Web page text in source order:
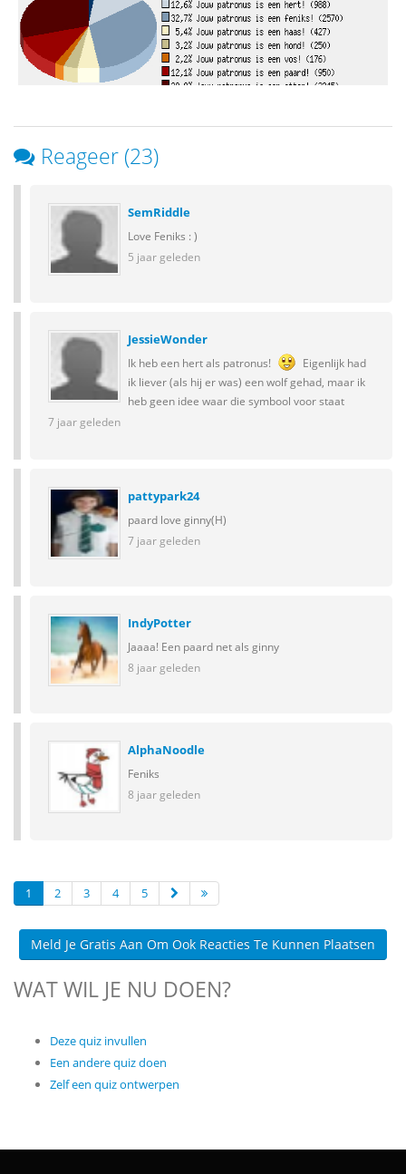
Reageer (23)
SemRiddle
Love Feniks : )
5 jaar geleden
JessieWonder
Ik heb een hert als patronus!
Eigenlijk had
ik liever (als hij er was) een wolf gehad, maar ik
heb geen idee waar die symbool voor staat
7 jaar geleden
pattypark24
paard love ginny(H)
7 jaar geleden
IndyPotter
Jaaaa! Een paard net als ginny
8 jaar geleden
AlphaNoodle
Feniks
8 jaar geleden
1 2 3 4 5
Meld Je Gratis Aan Om Ook Reacties Te Kunnen Plaatsen
WAT WIL JE NU DOEN?
Deze quiz invullen
Een andere quiz doen
Zelf een quiz ontwerpen